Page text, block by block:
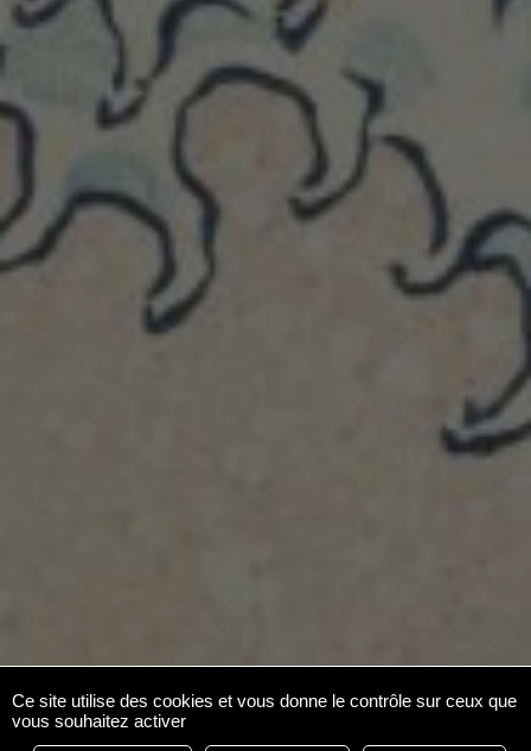
Ce site utilise des cookies et vous donne le contrôle sur ceux que
vous souhaitez activer